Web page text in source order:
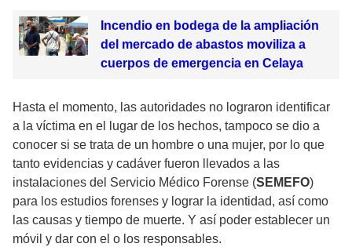
Incendio en bodega de la ampliación
del mercado de abastos moviliza a
cuerpos de emergencia en Celaya
Hasta el momento, las autoridades no lograron identificar
a la víctima en el lugar de los hechos, tampoco se dio a
conocer si se trata de un hombre o una mujer, por lo que
tanto evidencias y cadáver fueron llevados a las
instalaciones del Servicio Médico Forense (SEMEFO)
para los estudios forenses y lograr la identidad, así como
las causas y tiempo de muerte. Y así poder establecer un
móvil y dar con el o los responsables.